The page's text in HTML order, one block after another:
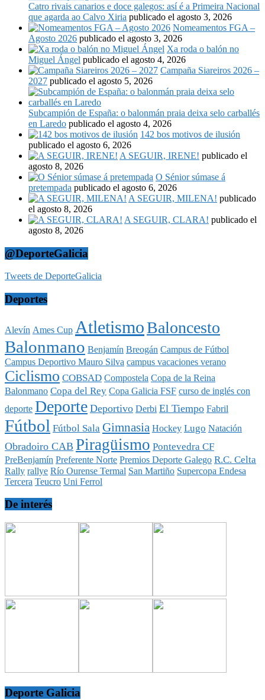
Catro rivais canarios e doce galegos: así é a Primeira Nacional
que agarda ao Calvo Xiria publicado el agosto 3, 2026
Nomeamentos FGA –
Agosto 2026 publicado el agosto 3, 2026
Xa roda o balón no
Miguel Ángel publicado el agosto 4, 2026
Campaña Siareiros 2026 –
2027 publicado el agosto 5, 2026
Subcampión de España: o balonmán praia deixa selo carballés
en Laredo publicado el agosto 4, 2026
142 bos motivos de ilusión
publicado el agosto 6, 2026
A SEGUIR, IRENE! publicado el
agosto 8, 2026
O Sénior súmase á
pretempada publicado el agosto 6, 2026
A SEGUIR, MILENA! publicado
el agosto 8, 2026
A SEGUIR, CLARA! publicado el
agosto 8, 2026
@DeporteGalicia
Tweets de DeporteGalicia
Deportes
Alevín Ames Cup AtletismoBaloncesto
Balonmano Benjamín Breogán Campus de Fútbol
Campus Deportivo Mauro Silva campus vacaciones verano
Ciclismo COBSAD Compostela Copa de la Reina
Balonmano Copa del Rey Copa Galicia FSF curso de inglés con
deporte Deporte Deportivo Derbi El Tiempo Fabril
Fútbol Fútbol Sala Gimnasia Hockey Lugo Natación
Obradoiro CAB Piragüismo Pontevedra CF
PreBenjamín Preferente Norte Premios Deporte Galego R.C. Celta
Rally rallye Río Ourense Termal San Martiño Supercopa Endesa
Tercera Teucro Uni Ferrol
De interés
Deporte Galicia